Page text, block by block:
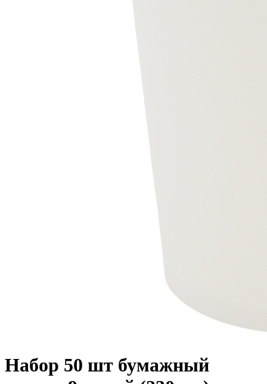
Набор 50 шт бумажный